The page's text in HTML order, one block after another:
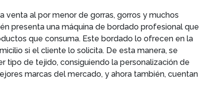
venta al por menor de gorras, gorros y muchos
presenta una máquina de bordado profesional que
que consuma. Este bordado lo ofrecen en la
si el cliente lo solicita. De esta manera, se
tipo de tejido, consiguiendo la personalización de
marcas del mercado, y ahora también, cuentan